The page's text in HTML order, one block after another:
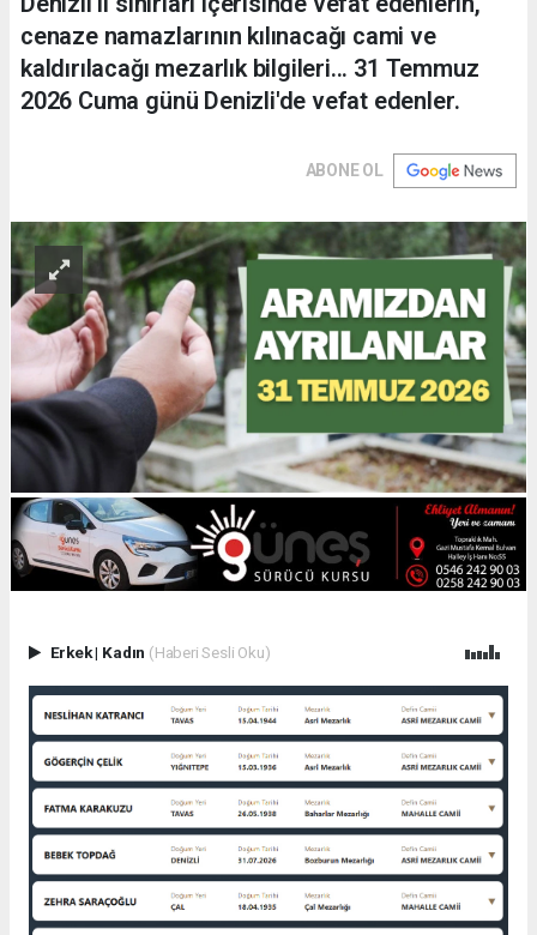
cenaze namazlarının kılınacağı cami ve
kaldırılacağı mezarlık bilgileri... 31 Temmuz
2026 Cuma günü Denizli'de vefat edenler.
ABONE OL
Erkek| Kadın (Haberi Sesli Oku)